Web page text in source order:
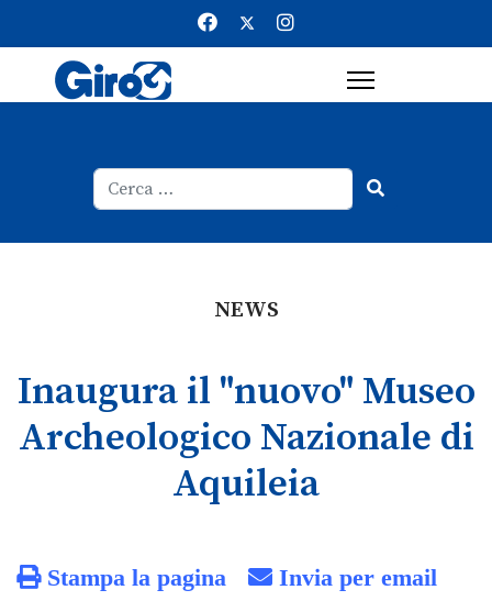
NEWS
Inaugura il "nuovo" Museo
Archeologico Nazionale di
Aquileia
Stampa la pagina Invia per email